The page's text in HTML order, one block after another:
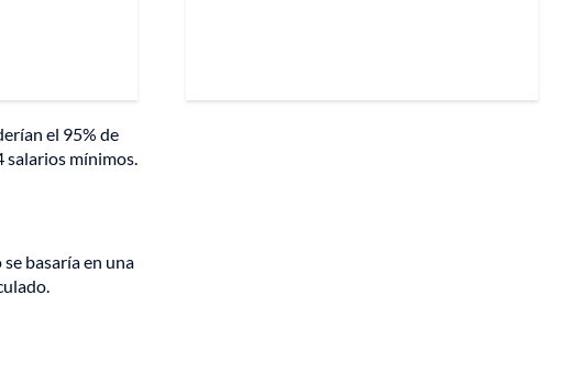
el 95% de
salarios mínimos.
basaría en una